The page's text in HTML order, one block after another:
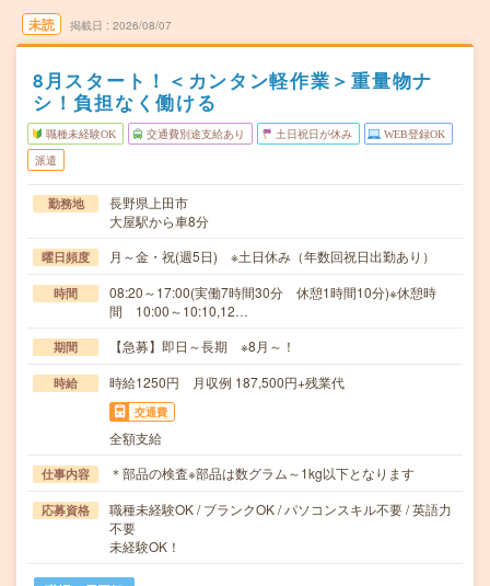
未読 掲載日 2026/08/07
8月スタート！＜カンタン軽作業＞重量物ナ
シ！負担なく働ける
職種未経験OK 交通費別途支給あり 土日祝日が休み WEB登録OK
派遣
勤務地
長野県上田市
大屋駅から車8分
曜日頻度 月～金・祝(週5日) ※土日休み（年数回祝日出勤あり）
時間
08:20～17:00(実働7時間30分 休憩1時間10分)※休憩時
間 10:00～10:10,12…
期間 【急募】即日～長期 ※8月～！
時給 時給1250円 月収例 187,500円+残業代
交通費
全額支給
仕事内容 ＊部品の検査※部品は数グラム～1kg以下となります
応募資格
職種未経験OK / ブランクOK / パソコンスキル不要 / 英語力
不要
未経験OK！